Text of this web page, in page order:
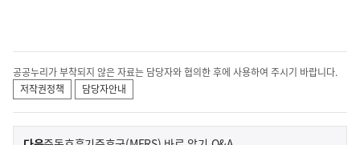
공공누리가 부착되지 않은 자료는 담당자와 협의한 후에 사용하여 주시기 바랍니다.
저작권정책
담당자안내
이